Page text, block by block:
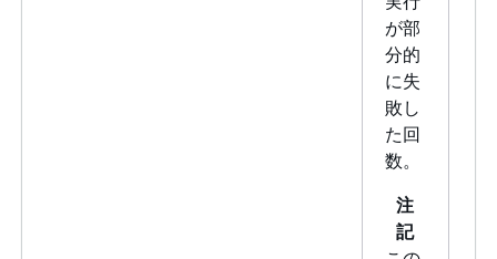
が部
分的
に失
敗し
た回
数。
注
記